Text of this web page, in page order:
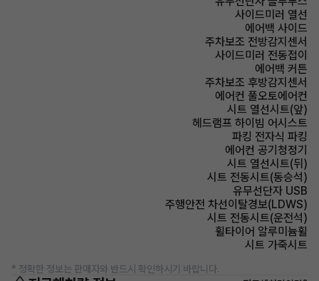
사이드미러 열선
에어백 사이드
주차보조 전방감지센서
사이드미러 전동접이
에어백 커튼
주차보조 후방감지센서
에어컨 풀오토에어컨
시트 열선시트(앞)
헤드램프 하이빔 어시스트
파킹 전자식 파킹
에어컨 공기청정기
시트 열선시트(뒤)
시트 전동시트(동승석)
유무선단자 USB
주행안전 차선이탈경보(LDWS)
시트 전동시트(운전석)
휠타이어 알루미늄휠
시트 가죽시트
* 정확한 정보는 판매자와 반드시 확인하시기 바랍니다.